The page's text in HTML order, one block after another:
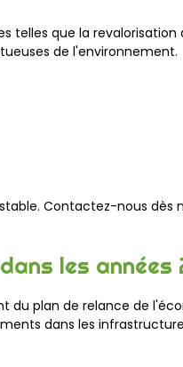
telles que la
de l'environnement.
Contactez-nous
les années
du plan de relance de
dans les